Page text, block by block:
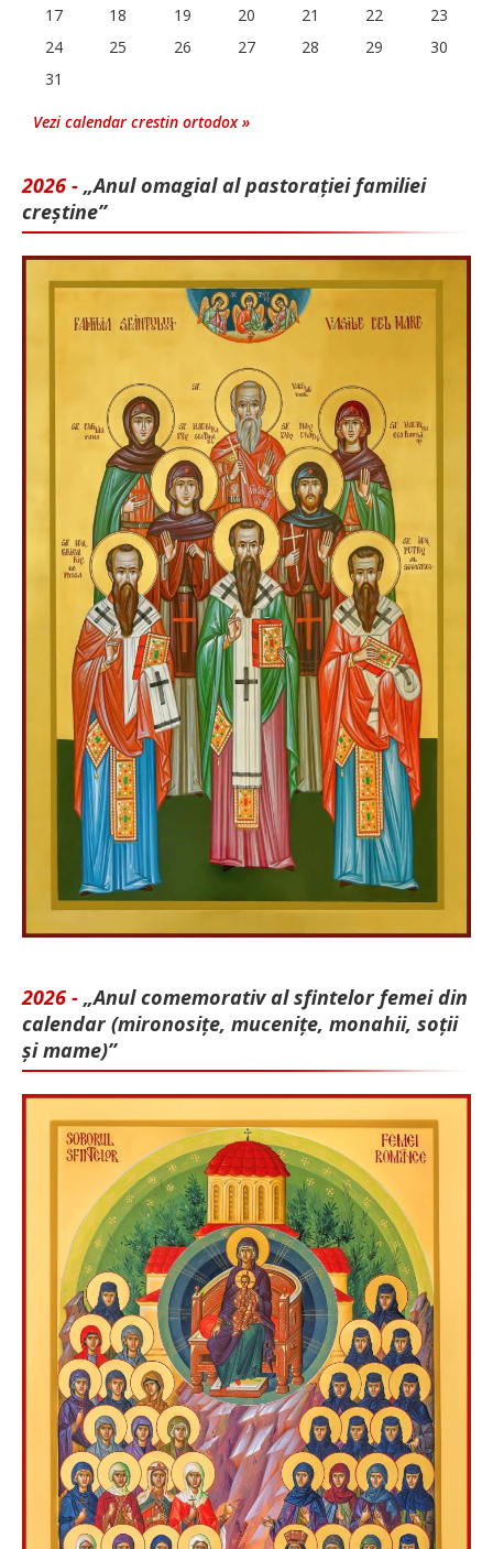
17 18 19 20 21 22
23
24
25 26 27 28 29
30
31
Vezi calendar crestin ortodox »
2026 - „Anul omagial al pastorației familiei
creștine”
2026 - „Anul comemorativ al sfintelor femei din
calendar (mironosițe, mu­cenițe, monahii, soții
și mame)”